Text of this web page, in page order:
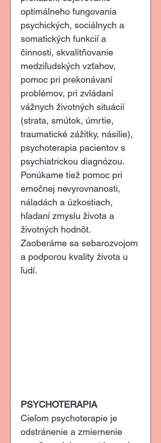
optimálneho fungovania
psychických, sociálnych a
somatických funkcií a
činnosti, skvalitňovanie
medziľudských vzťahov,
pomoc pri prekonávaní
problémov, pri zvládaní
vážnych životných situácií
(strata, smútok, úmrtie,
traumatické zážitky, násilie),
psychoterapia pacientov s
psychiatrickou diagnózou.
Ponúkame tiež pomoc pri
emočnej nevyrovnanosti,
náladách a úzkostiach,
hľadaní zmyslu života a
životných hodnôt.
Zaoberáme sa sebarozvojom
a podporou kvality života u
ľudí.
PSYCHOTERAPIA
Cieľom psychoterapie je
odstránenie a zmiernenie